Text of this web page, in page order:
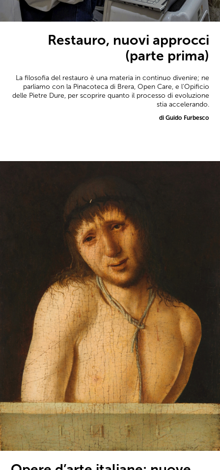
Restauro, nuovi approcci
(parte prima)
La filosofia del restauro è una materia in continuo divenire; ne
parliamo con la Pinacoteca di Brera, Open Care, e l'Opificio
delle Pietre Dure, per scoprire quanto il processo di evoluzione
stia accelerando.
di Guido Furbesco